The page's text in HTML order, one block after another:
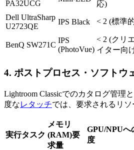
PA32UCG 応)
Dell UltraSharp
U2723QE
IPS Black < 2 (標準
BenQ SW271C
IPS
(PhotoVue)
< 2 (クリ
イター向
4. ポストプロセス・ソフトウ
Lightroom Classicでのカタログ管理
度なレタッチでは、要求されるリソ
実行タスク
メモリ
(RAM)要
求量
GPU/NPUへ
度